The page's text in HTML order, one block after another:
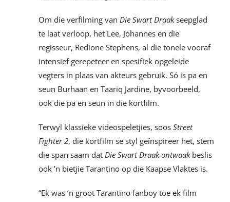
Om die verfilming van Die Swart Draakseepglad
te laat verloop, het Lee, Johannes en die
regisseur, Redione Stephens, al die tonele vooraf
intensief gerepeteer en spesifiek opgeleide
vegters in plaas van akteurs gebruik. Só is pa en
seun Burhaan en Taariq Jardine, byvoorbeeld,
ook die pa en seun in die kortfilm.
Terwyl klassieke videospeletjies, soos Street
Fighter 2, die kortfilm se styl geïnspireer het, stem
die span saam dat Die Swart Draak ontwaak beslis
ook ’n bietjie Tarantino op die Kaapse Vlaktes is.
“Ek was ’n groot Tarantino fanboy toe ek film